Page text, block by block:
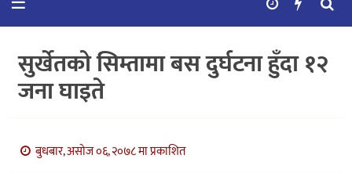
कुटनिती
कुराकानी
बाणिज्य
सुर्खेतको सिम्तामा बस दुर्घटना हुँदा १२
जना घाइते
बुधबार, असोज ०६, २०७८ मा प्रकाशित